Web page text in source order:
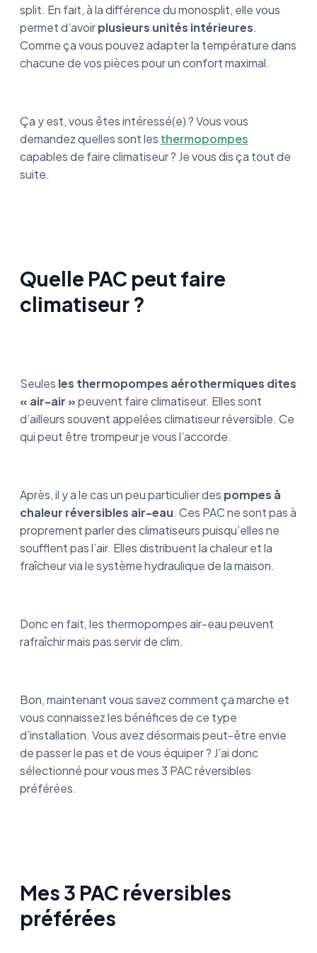
split. En fait, à la différence du monosplit, elle vous
permet d’avoirplusieurs unités intérieures.
Comme ça vous pouvez adapter la température dans
chacune de vos pièces pour un confort maximal.
Ça y est, vous êtes intéressé(e) ? Vous vous
demandez quelles sont les thermopompes
capables de faire climatiseur ? Je vous dis ça tout de
suite.
Quelle PAC peut faire
climatiseur ?
Seules les thermopompes aérothermiques dites
« air-air »peuvent faire climatiseur. Elles sont
d’ailleurs souvent appelées climatiseur réversible. Ce
qui peut être trompeur je vous l’accorde.
Après, il y a le cas un peu particulier des pompes à
chaleur réversibles air-eau. Ces PAC ne sont pas à
proprement parler des climatiseurs puisqu’elles ne
soufflent pas l’air. Elles distribuent la chaleur et la
fraîcheur via le système hydraulique de la maison.
Donc en fait, les thermopompes air-eau peuvent
rafraîchir mais pas servir de clim.
Bon, maintenant vous savez comment ça marche et
vous connaissez les bénéfices de ce type
d’installation. Vous avez désormais peut-être envie
de passer le pas et de vous équiper ? J’ai donc
sélectionné pour vous mes 3 PAC réversibles
préférées.
Mes 3 PAC réversibles
préférées